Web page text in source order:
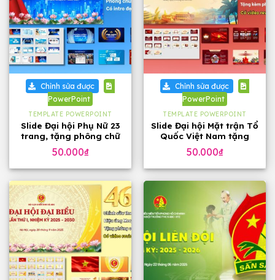
Chỉnh sửa được
PowerPoint
TEMPLATE POWERPOINT
Slide Đại hội Phụ Nữ 23
trang, tặng phông chữ
50.000₫
Chỉnh sửa được
PowerPoint
TEMPLATE POWERPOINT
Slide Đại hội Mặt trận Tổ
Quốc Việt Nam tặng
phông chữ (32 slide)
50.000₫